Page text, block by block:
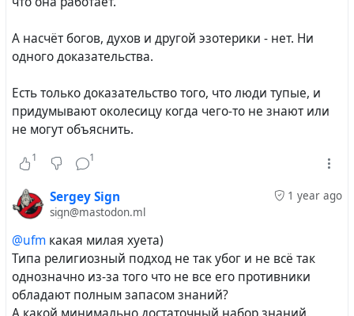
А насчёт богов, духов и другой эзотерики - нет. Ни
одного доказательства.
Есть только доказательство того, что люди тупые, и
придумывают околесицу когда чего-то не знают или
не могут объяснить.
1 1
1 year ago
Sergey Sign
sign@mastodon.ml
@ufm какая милая хуета)
Типа религиозный подход не так убог и не всё так
однозначно из-за того что не все его противники
обладают полным запасом знаний?